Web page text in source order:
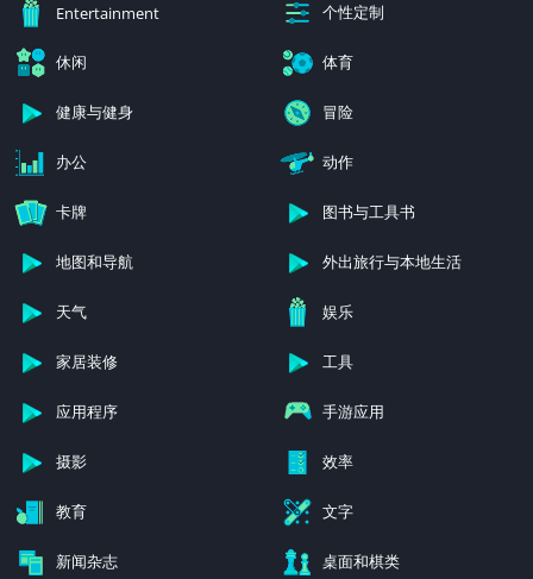
Entertainment 个性定制
休闲 体育
健康与健身 冒险
办公 动作
卡牌 图书与工具书
地图和导航 外出旅行与本地生活
天气 娱乐
家居装修 工具
应用程序 手游应用
摄影 效率
教育 文字
新闻杂志 桌面和棋类